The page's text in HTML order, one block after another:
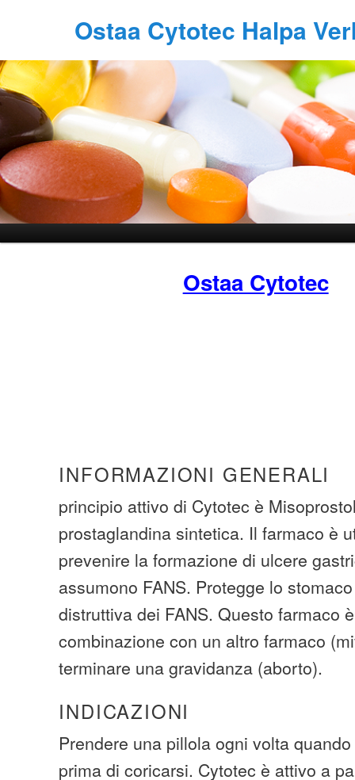
Ostaa Cytotec Halpa
Ostaa Cytotec
INFORMAZIONI GENERALI
principio attivo di Cytotec è
prostaglandina sintetica. Il farmaco è
prevenire la formazione di ulcere
assumono FANS. Protegge lo
distruttiva dei FANS. Questo farmaco
combinazione con un altro farmaco
terminare una gravidanza (aborto).
INDICAZIONI
Prendere una pillola ogni volta
prima di coricarsi. Cytotec è attivo a